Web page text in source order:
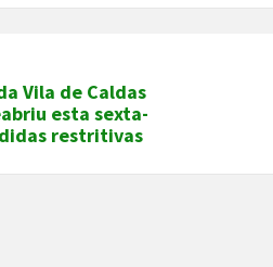
Vila de Caldas
esta sexta-
restritivas